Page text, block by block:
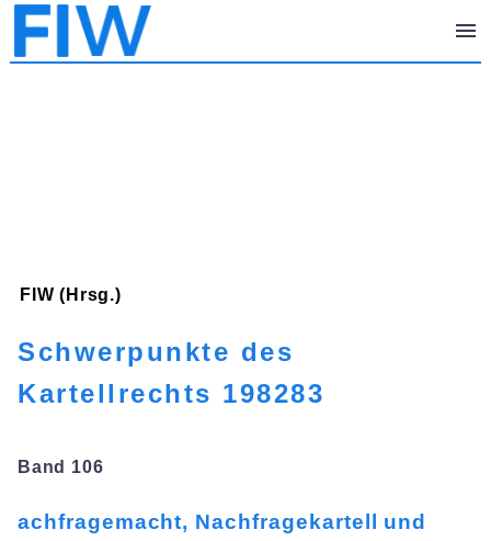
FIW (Hrsg.)
Schwerpunkte des
Kartellrechts 198283
Band 106
achfragemacht, Nachfragekartell und